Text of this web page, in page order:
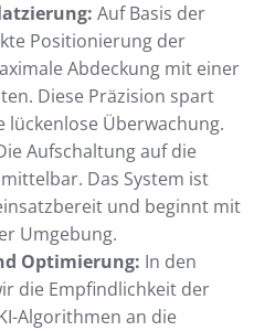
Auf Basis der
Positionierung der
Abdeckung mit einer
Diese Präzision spart
Überwachung.
Aufschaltung auf die
Das System ist
und beginnt mit
Umgebung.
Optimierung: In den
die Empfindlichkeit der
Algorithmen an die